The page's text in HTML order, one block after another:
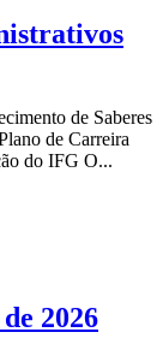
de Saberes
de Carreira
do IFG O...
2026